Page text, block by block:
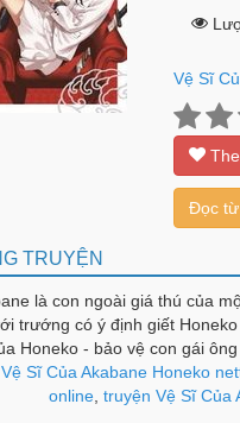
Vệ Sĩ
Đọc
TRUYỆN
là con ngoài giá thú của
trướng có ý định giết
Honeko - bảo vệ con gái
ấy liệu có còn những toan
Sĩ Của Akabane Honeko
online truyện Vệ Sĩ Của